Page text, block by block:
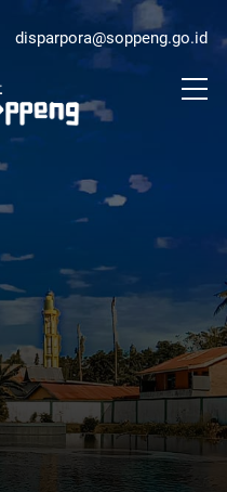
disparpora@soppeng.go.id